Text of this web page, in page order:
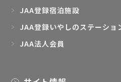
JAA登録いやしのステーション
JAA法人会員